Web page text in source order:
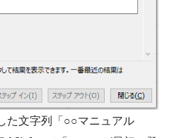
た文字列「○○マニュアル